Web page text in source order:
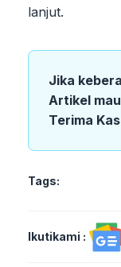
lanjut.
Jika
Artikel
Terima
Tags:
Ikutikami :